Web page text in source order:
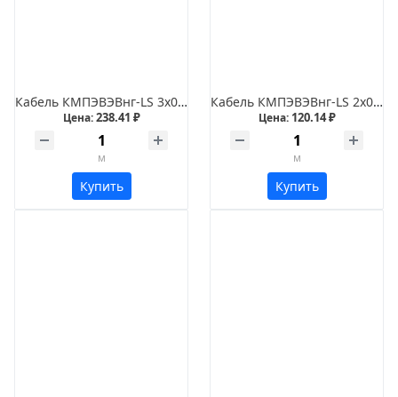
Кабель КМПЭВЭВнг-LS 3х0,35
Цена:238.41 ₽
м
Купить
Кабель КМПЭВЭВнг-LS 2х0,75
Цена: 120.14 ₽
м
Купить